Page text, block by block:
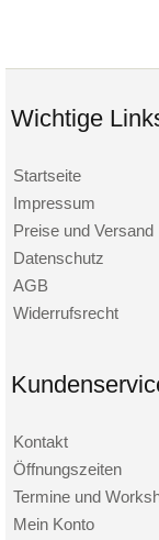
Wichtige
Startseite
Impressum
Preise und Versand
Datenschutz
AGB
Widerrufsrecht
Kontakt
Öffnungszeiten
Termine und
Mein Konto